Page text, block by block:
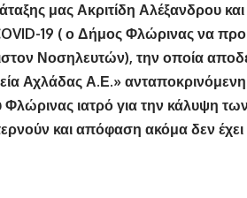
μας Ακριτίδη Αλέξανδρου και
19 ( ο Δήμος Φλώρινας να
Νοσηλευτών), την οποία
Αχλάδας Α.Ε.»
ιατρό για την κάλυψη
και απόφαση ακόμα δεν έχει